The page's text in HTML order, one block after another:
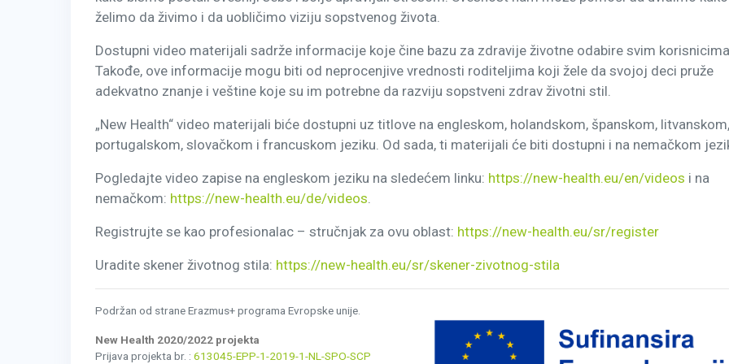
želimo da živimo i da uobličimo viziju sopstvenog života.
Dostupni video materijali sadrže informacije koje čine bazu za zdravije životne odabire svim korisnicima.
Takođe, ove informacije mogu biti od neprocenjive vrednosti roditeljima koji žele da svojoj deci pruže
adekvatno znanje i veštine koje su im potrebne da razviju sopstveni zdrav životni stil.
„New Health“ video materijali biće dostupni uz titlove na engleskom, holandskom, španskom, litvanskom,
portugalskom, slovačkom i francuskom jeziku. Od sada, ti materijali će biti dostupni i na nemačkom
Pogledajte video zapise na engleskom jeziku na sledećem linku: https://new-health.eu/en/videos i na
nemačkom: https://new-health.eu/de/videos
Registrujte se kao profesionalac – stručnjak za ovu oblast: https://new-health.eu/sr/register
Uradite skener životnog stila: https://new-health.eu/sr/skener-zivotnog-stila
Podržan od strane Erazmus+ programa Evropske unije.
New Health 2020/2022 projekta
Prijava projekta br. : 613045-EPP-1-2019-1-NL-SPO-SCP